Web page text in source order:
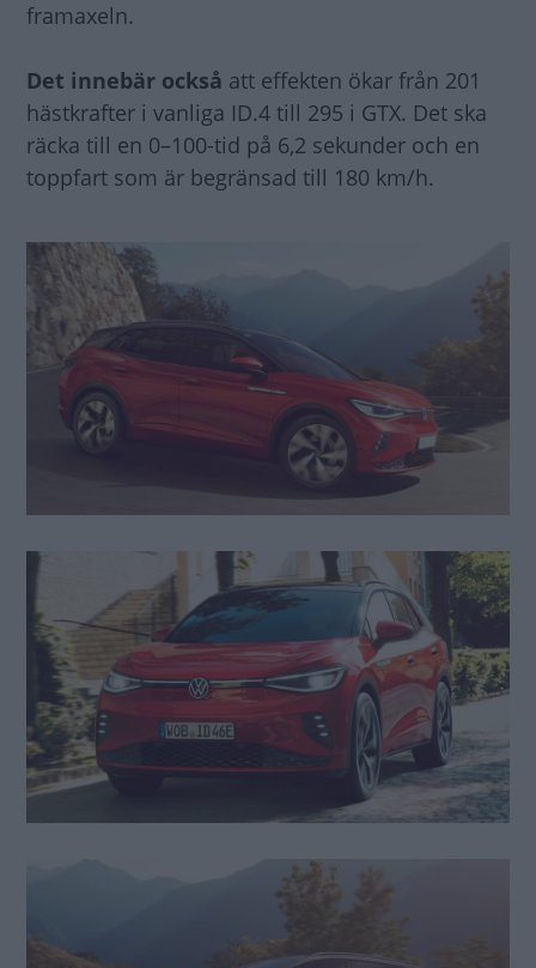
framaxeln.
Det innebär också att effekten ökar från 201
hästkrafter i vanliga ID.4 till 295 i GTX. Det ska
räcka till en 0–100-tid på 6,2 sekunder och en
toppfart som är begränsad till 180 km/h.